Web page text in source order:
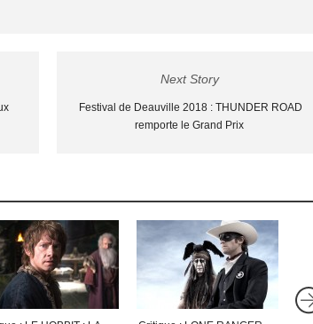
Next Story
Festival de Deauville 2018 : THUNDER ROAD
remporte le Grand Prix